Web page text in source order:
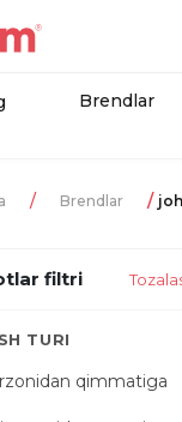
Brendlar
Brendlar
filtri
TURI
qimmatiga